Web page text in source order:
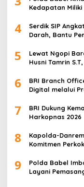
Kedapatan
4
Serdik SIP
Darah, Bantu
5
Lewat Ngopi
Husni Tamrin
6
BRI Branch
Digital melalui
7
BRI Dukung
Harkopnas 2026
8
Kapolda-
Komitmen
9
Polda Babel
Layani